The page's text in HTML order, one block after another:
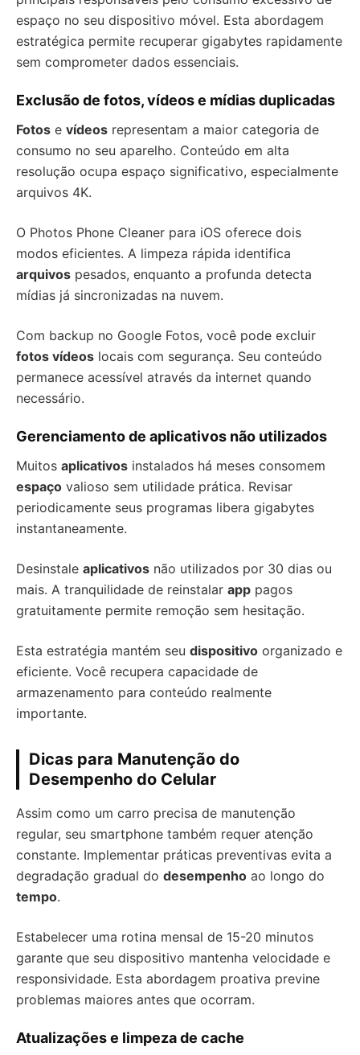
espaço no seu dispositivo móvel. Esta abordagem
estratégica permite recuperar gigabytes rapidamente
sem comprometer dados essenciais.
Exclusão de fotos, vídeos e mídias duplicadas
Fotos e vídeos representam a maior categoria de
consumo no seu aparelho. Conteúdo em alta
resolução ocupa espaço significativo, especialmente
arquivos 4K.
O Photos Phone Cleaner para iOS oferece dois
modos eficientes. A limpeza rápida identifica
arquivos pesados, enquanto a profunda detecta
mídias já sincronizadas na nuvem.
Com backup no Google Fotos, você pode excluir
fotos vídeos locais com segurança. Seu conteúdo
permanece acessível através da internet quando
necessário.
Gerenciamento de aplicativos não utilizados
Muitos aplicativos instalados há meses consomem
espaço valioso sem utilidade prática. Revisar
periodicamente seus programas libera gigabytes
instantaneamente.
Desinstale aplicativos não utilizados por 30 dias ou
mais. A tranquilidade de reinstalar app pagos
gratuitamente permite remoção sem hesitação.
Esta estratégia mantém seu dispositivo organizado e
eficiente. Você recupera capacidade de
armazenamento para conteúdo realmente
importante.
Dicas para Manutenção do
Desempenho do Celular
Assim como um carro precisa de manutenção
regular, seu smartphone também requer atenção
constante. Implementar práticas preventivas evita a
degradação gradual do desempenho ao longo do
tempo.
Estabelecer uma rotina mensal de 15-20 minutos
garante que seu dispositivo mantenha velocidade e
responsividade. Esta abordagem proativa previne
problemas maiores antes que ocorram.
Atualizações e limpeza de cache